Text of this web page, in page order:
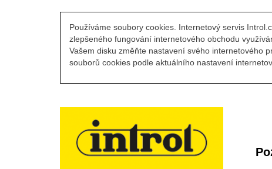
Používáme soubory cookies. Internetový servis
zlepšeného fungování internetového obchodu
Vašem disku změňte nastavení svého internetového
souborů cookies podle aktuálního nastavení